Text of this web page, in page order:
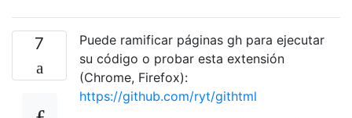
7
Puede ramificar páginas gh para ejecutar
su código o probar esta extensión
(Chrome, Firefox):
https://github.com/ryt/githtml